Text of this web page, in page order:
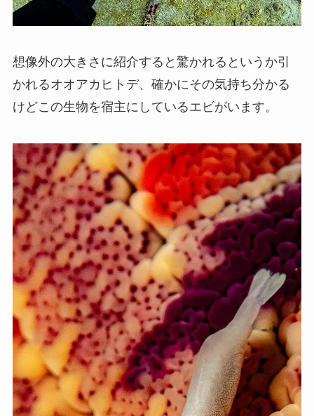
想像外の大きさに紹介すると驚かれるというか引
かれるオオアカヒトデ、確かにその気持ち分かる
けどこの生物を宿主にしているエビがいます。